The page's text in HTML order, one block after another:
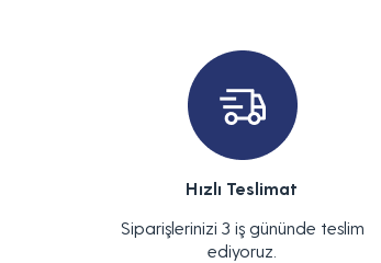
Hızlı Teslimat
Siparişlerinizi 3 iş gününde teslim
ediyoruz.